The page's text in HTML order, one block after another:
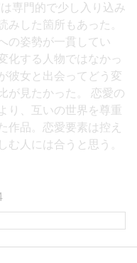
専門的で少し入り込み
みした箇所もあった。
の姿勢が一貫してい
化する人物ではなかっ
彼女と出会ってどう変
が見たかった。 恋愛の
り、互いの世界を尊重
作品。恋愛要素は控え
む人には合うと思う。